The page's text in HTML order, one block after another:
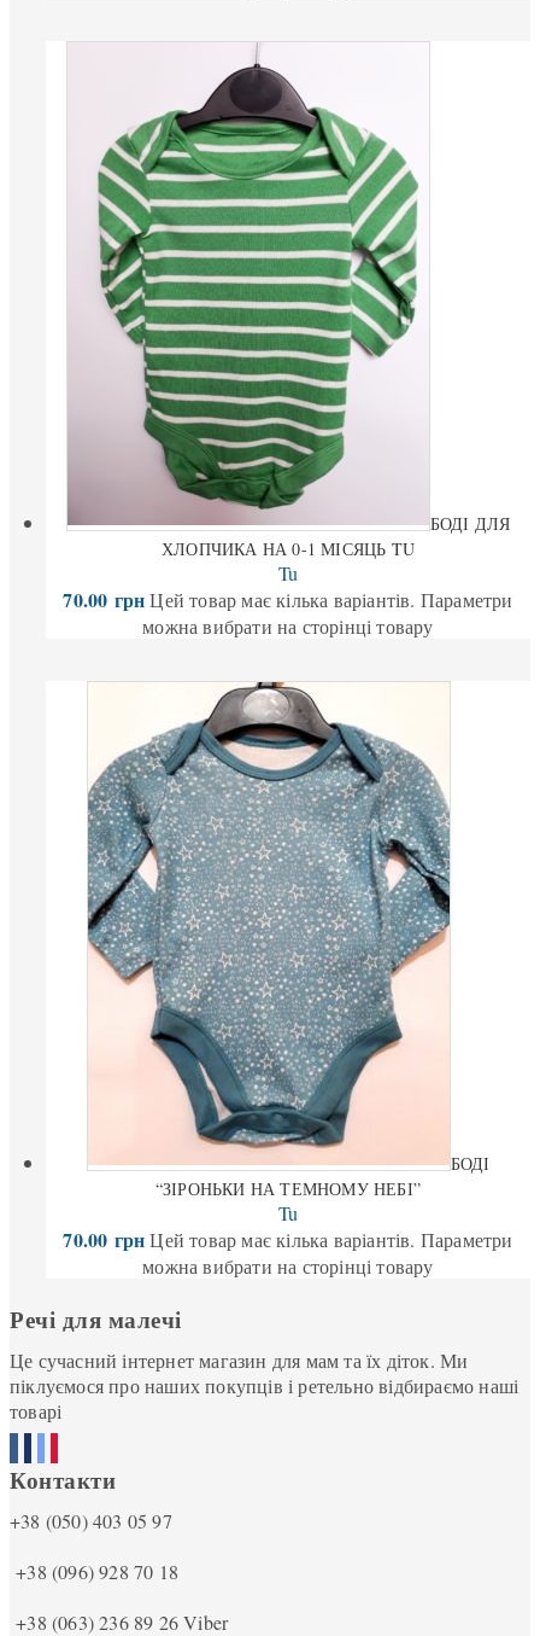
БОДІ ДЛЯ
ХЛОПЧИКА НА 0-1 МІСЯЦЬ TU
Tu
70.00 грн Цей товар має кілька варіантів. Параметри
можна вибрати на сторінці товару
БОДІ
“ЗІРОНЬКИ НА ТЕМНОМУ НЕБІ”
Tu
70.00 грн Цей товар має кілька варіантів. Параметри
можна вибрати на сторінці товару
Речі для малечі
Це сучасний інтернет магазин для мам та їх діток. Ми
піклуємося про наших покупців і ретельно відбираємо наші
товарі
Контакти
+38 (050) 403 05 97
+38 (096) 928 70 18
+38 (063) 236 89 26Viber